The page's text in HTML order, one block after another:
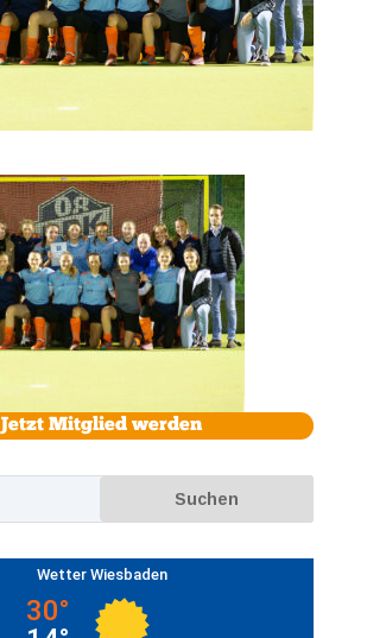
Jetzt Mitglied werden